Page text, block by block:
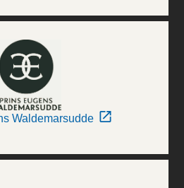
Waldemarsudde